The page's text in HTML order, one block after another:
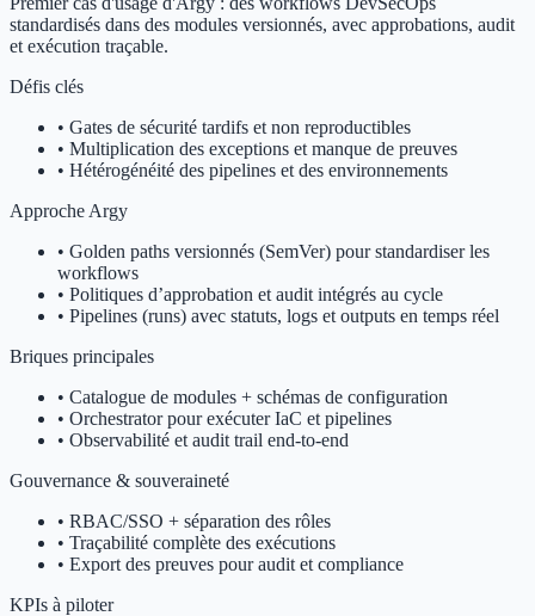
standardisés dans des modules versionnés, avec approbations, audit
et exécution traçable.
Défis clés
• Gates de sécurité tardifs et non reproductibles
• Multiplication des exceptions et manque de preuves
• Hétérogénéité des pipelines et des environnements
Approche Argy
• Golden paths versionnés (SemVer) pour standardiser les
workflows
• Politiques d’approbation et audit intégrés au cycle
• Pipelines (runs) avec statuts, logs et outputs en temps réel
Briques principales
• Catalogue de modules + schémas de configuration
• Orchestrator pour exécuter IaC et pipelines
• Observabilité et audit trail end-to-end
Gouvernance & souveraineté
• RBAC/SSO + séparation des rôles
• Traçabilité complète des exécutions
• Export des preuves pour audit et compliance
KPIs à piloter